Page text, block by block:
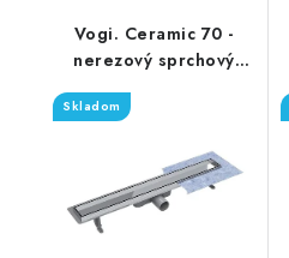
Vogi. Ceramic 70 -
nerezový sprchový
žľab 70 cm (RD70set)
Skladom